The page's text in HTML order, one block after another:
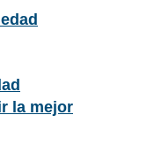
la mejor